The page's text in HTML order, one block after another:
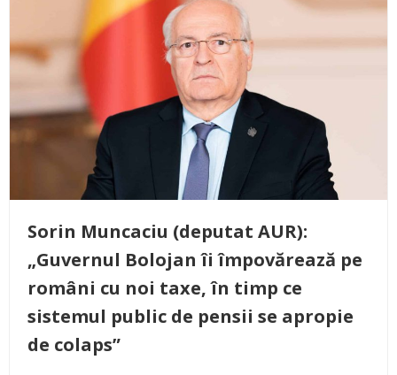
Sorin Muncaciu (deputat AUR):
„Guvernul Bolojan îi împovărează pe
români cu noi taxe, în timp ce
sistemul public de pensii se apropie
de colaps”